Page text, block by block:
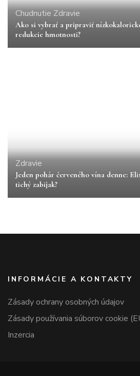
Chudnutie Zdravie
Ako si vybrať a pripraviť
redukcie hmotnosti?
Zdravie
Jeden pohár červeného vína denne:
tichý zabijak?
INFORMÁCIE A KONTAKTY
Zásady ochrany osobných údajov
Zásady používania súborov cookie
Inzercia